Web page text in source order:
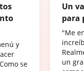
y
se
Un
para
"Me
un